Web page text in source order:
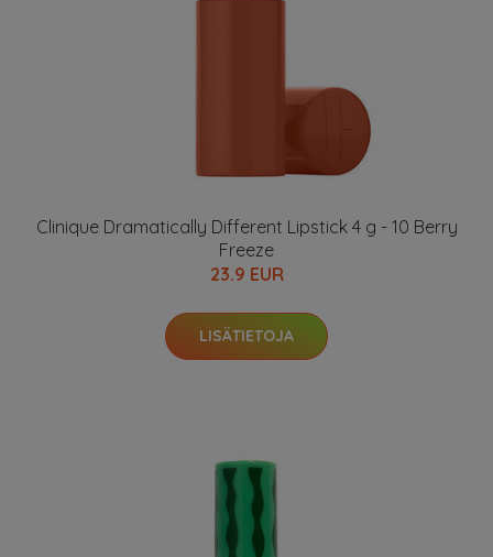
Clinique Dramatically Different Lipstick 4 g - 10 Berry
Freeze
23.9 EUR
LISÄTIETOJA